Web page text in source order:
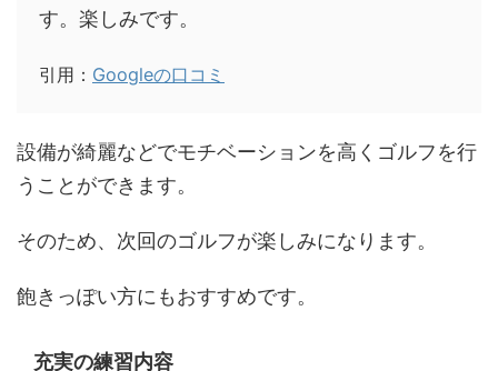
す。楽しみです。
引用： Googleの口コミ
設備が綺麗などでモチベーションを高くゴルフを行
うことができます。
そのため、次回のゴルフが楽しみになります。
飽きっぽい方にもおすすめです。
充実の練習内容